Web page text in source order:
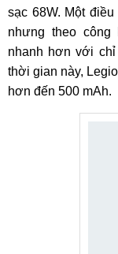
sạc 68W. Một
nhưng theo
nhanh hơn với chỉ
thời gian này,
hơn đến 500 mAh.